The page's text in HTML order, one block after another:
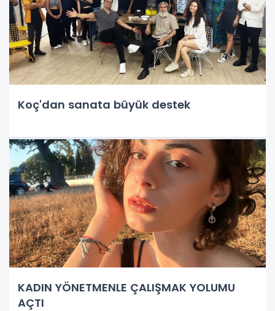
Koç'dan sanata büyük destek
KADIN YÖNETMENLE ÇALIŞMAK YOLUMU
AÇTI